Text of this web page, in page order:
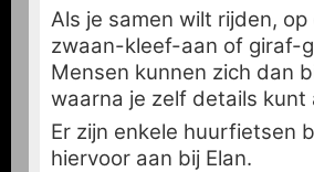
Als je samen wilt rijden,
zwaan-kleef-aan of giraf-
Mensen kunnen zich dan
waarna je zelf details kunt
Er zijn enkele huurfietsen
hiervoor aan bij Elan.